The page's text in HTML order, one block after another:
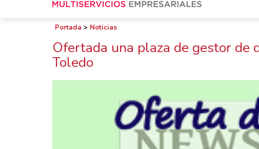
Portada > Noticias
Ofertada una plaza de gestor de
Toledo